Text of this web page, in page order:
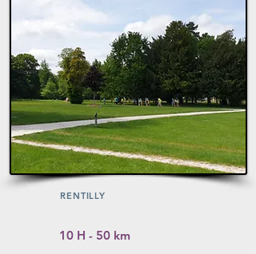
RENTILLY
10 H - 50 km